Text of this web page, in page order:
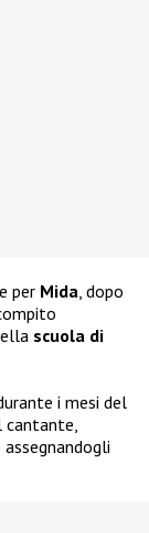
per Mida, dopo
scuola di
i mesi del
cantante,